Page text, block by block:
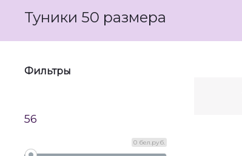
Туники 50 размера
Фильтры
56
0 бел.руб.